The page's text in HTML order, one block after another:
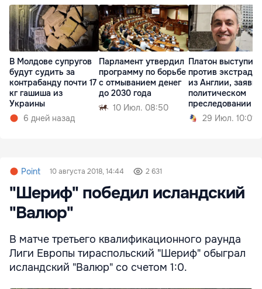
В Молдове супругов
будут судить за
контрабанду почти 17
кг гашиша из
Украины
6 дней назад
Парламент утвердил
программу по борьбе
с отмыванием денег
до 2030 года
10 Июл. 08:50
Платон выступил
против
из Англии,
политическом
преследовании
29 Июл. 10:01
Point 10 августа 2018, 14:44 2 631
"Шериф" победил исландский
"Валюр"
В матче третьего квалификационного раунда
Лиги Европы тираспольский "Шериф" обыграл
исландский "Валюр" со счетом 1:0.